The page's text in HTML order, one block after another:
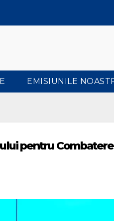
EMISIUNILE
pentru